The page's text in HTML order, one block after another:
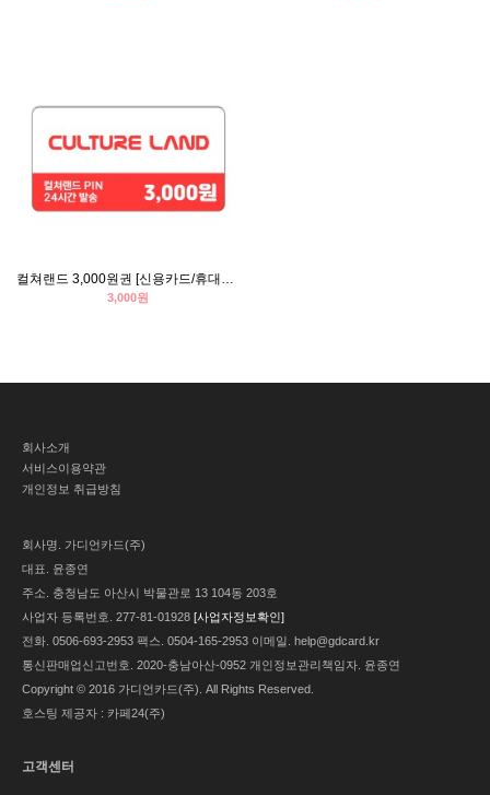
컬쳐랜드 3,000원권 [신용카드/휴대폰결제]
3,000원
회사소개
서비스이용약관
개인정보 취급방침
회사명.
가디언카드(주)
대표.
윤종연
주소.
충청남도 아산시 박물관로 13 104동 203호
사업자 등록번호. 277-81-01928 [사업자정보확인]
전화. 0506-693-2953 팩스. 0504-165-2953 이메일. help@gdcard.kr
통신판매업신고번호. 2020-충남아산-0952 개인정보관리책임자. 윤종연
Copyright © 2016 가디언카드(주). All Rights Reserved.
호스팅 제공자 : 카페24(주)
고객센터